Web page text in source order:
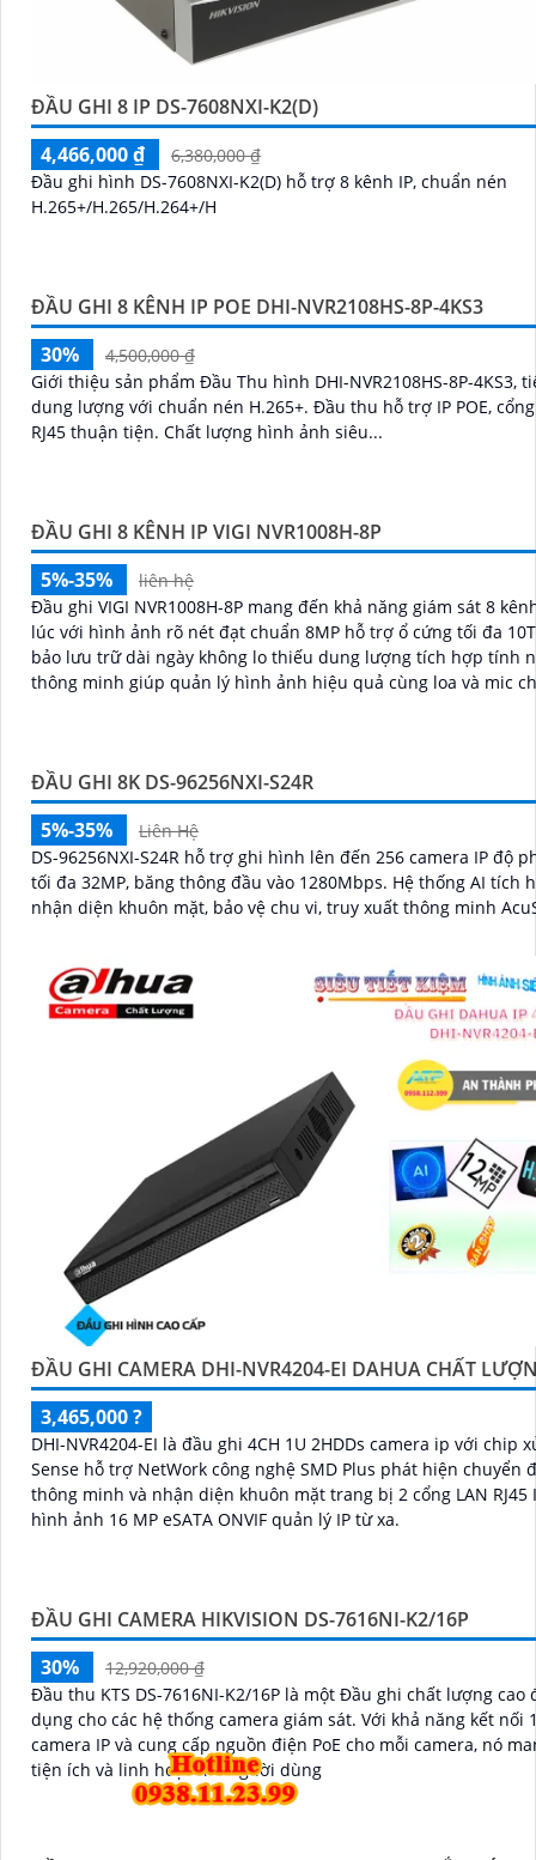
liên hệ
TP-LINK VIGI NVR4032H quản lý tới 32 camera với độ phân
xem trực tiếp và phát lại mượt mà
4,466,000 ₫
6,380,000 ₫
Đầu ghi hình DS-7608NXI-K2(D) hỗ trợ 8 kênh IP, chuẩn nén
H.265+/H.265/H.264+/H
ĐẦU GHI 8 KÊNH IP POE DHI-NVR2108HS-8P-4KS3
Giới thiệu sản phẩm Đầu Thu hình DHI-NVR2108HS-8P-4KS3,
dung lượng với chuẩn nén H.265+. Đầu thu hỗ trợ IP POE, cổng LAN
RJ45 thuận tiện. Chất lượng hình ảnh siêu...
ĐẦU GHI 8 KÊNH IP VIGI NVR1008H-8P
5%-35%
Đầu ghi VIGI NVR1008H-8P mang đến khả năng giám sát 8
lúc với hình ảnh rõ nét đạt chuẩn 8MP hỗ trợ ổ cứng tối đa
bảo lưu trữ dài ngày không lo thiếu dung lượng tích hợp tính
thông minh giúp quản lý hình ảnh hiệu quả cùng loa và mic
đàm thoại hai chiều.
5%-35%
DS-96256NXI-S24R hỗ trợ ghi hình lên đến 256 camera IP độ
tối đa 32MP, băng thông đầu vào 1280Mbps. Hệ thống AI tích hợp giúp
nhận diện khuôn mặt, bảo vệ chu vi, truy xuất thông minh